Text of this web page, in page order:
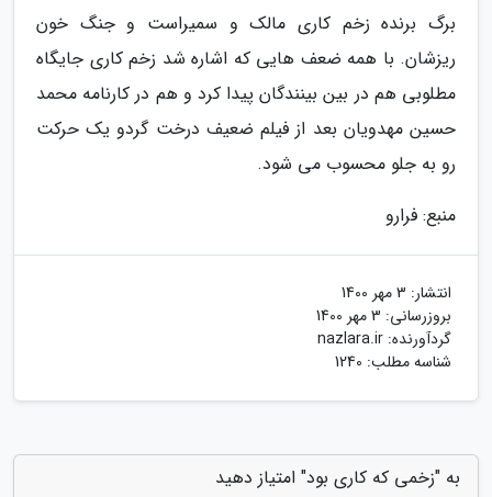
برگ برنده زخم کاری مالک و سمیراست و جنگ خون
ریزشان. با همه ضعف هایی که اشاره شد زخم کاری جایگاه
مطلوبی هم در بین بینندگان پیدا کرد و هم در کارنامه محمد
حسین مهدویان بعد از فیلم ضعیف درخت گردو یک حرکت
رو به جلو محسوب می شود.
منبع: فرارو
انتشار: 3 مهر 1400
بروزرسانی: 3 مهر 1400
گردآورنده: nazlara.ir
شناسه مطلب: 1240
به "زخمی که کاری بود" امتیاز دهید